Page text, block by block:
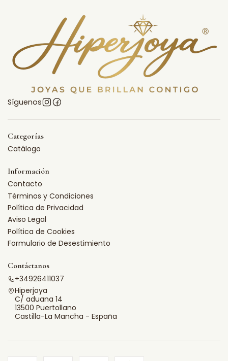
Síguenos
Categorías
Catálogo
Información
Contacto
Términos y Condiciones
Política de Privacidad
Aviso Legal
Política de Cookies
Formulario de Desestimiento
Contáctanos
+34926411037
Hiperjoya
C/ aduana 14
13500 Puertollano
Castilla-La Mancha - España